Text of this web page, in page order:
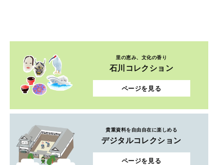
里の恵み、文化の香り
石川コレクション
ページを見る
貴重資料を自由自在に楽しめる
デジタルコレクション
ページを見る